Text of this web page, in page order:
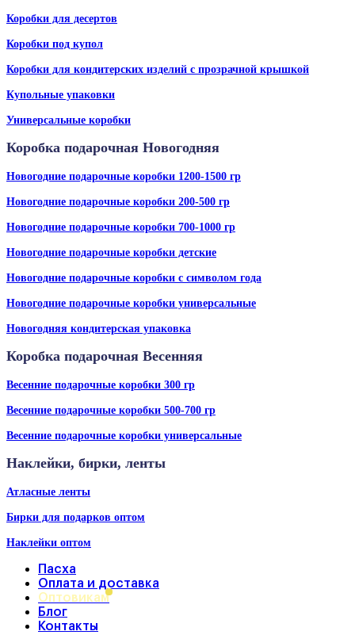
Коробки для десертов
Коробки под купол
Коробки для кондитерских изделий с прозрачной крышкой
Купольные упаковки
Универсальные коробки
Коробка подарочная Новогодняя
Новогодние подарочные коробки 1200-1500 гр
Новогодние подарочные коробки 200-500 гр
Новогодние подарочные коробки 700-1000 гр
Новогодние подарочные коробки детские
Новогодние подарочные коробки с символом года
Новогодние подарочные коробки универсальные
Новогодняя кондитерская упаковка
Коробка подарочная Весенняя
Весенние подарочные коробки 300 гр
Весенние подарочные коробки 500-700 гр
Весенние подарочные коробки универсальные
Наклейки, бирки, ленты
Атласные ленты
Бирки для подарков оптом
Наклейки оптом
Пасха
Оплата и доставка
Оптовикам
Блог
Контакты